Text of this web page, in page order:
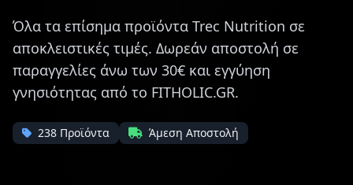
Όλα τα επίσημα προϊόντα Trec Nutrition σε
αποκλειστικές τιμές. Δωρεάν αποστολή σε
παραγγελίες άνω των 30€ και εγγύηση
γνησιότητας από το FITHOLIC.GR.
238 Προϊόντα Άμεση Αποστολή